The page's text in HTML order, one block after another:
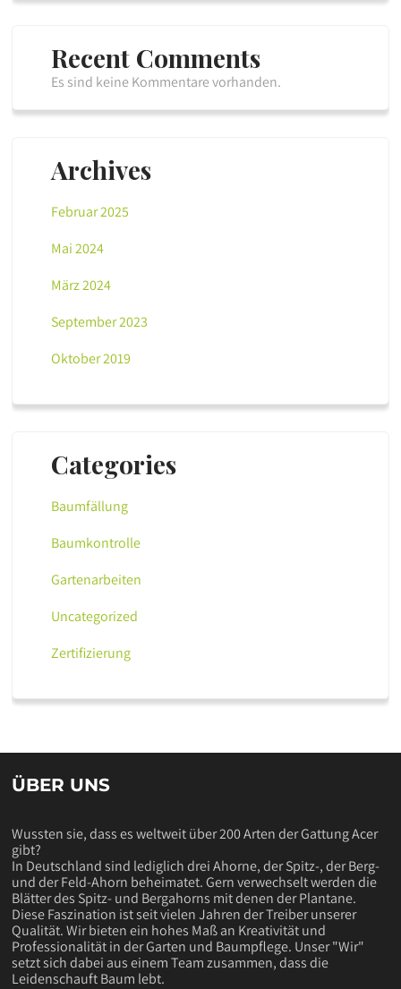
Recent Comments
Es sind keine Kommentare vorhanden.
Archives
Februar 2025
Mai 2024
März 2024
September 2023
Oktober 2019
Categories
Baumfällung
Baumkontrolle
Gartenarbeiten
Uncategorized
Zertifizierung
ÜBER UNS
Wussten sie, dass es weltweit über 200 Arten der Gattung Acer
gibt?
In Deutschland sind lediglich drei Ahorne, der Spitz-, der Berg-
und der Feld-Ahorn beheimatet. Gern verwechselt werden die
Blätter des Spitz- und Bergahorns mit denen der Plantane.
Diese Faszination ist seit vielen Jahren der Treiber unserer
Qualität. Wir bieten ein hohes Maß an Kreativität und
Professionalität in der Garten und Baumpflege. Unser "Wir"
setzt sich dabei aus einem Team zusammen, dass die
Leidenschauft Baum lebt.